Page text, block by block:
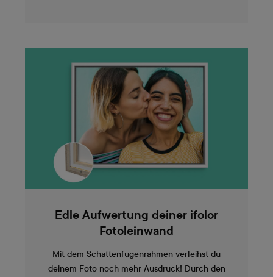
Edle Aufwertung deiner ifolor
Fotoleinwand
Mit dem Schattenfugenrahmen verleihst du
deinem Foto noch mehr Ausdruck! Durch den